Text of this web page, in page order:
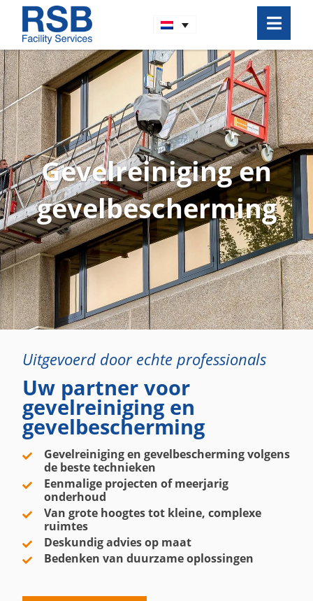
Gevelreiniging en
gevel­bescherming
Uitgevoerd door echte professionals
Uw partner voor
gevelreiniging en
gevelbescherming
Gevelreiniging en gevelbescherming volgens
de beste technieken
Eenmalige projecten of meerjarig
onderhoud
Van grote hoogtes tot kleine, complexe
ruimtes
Deskundig advies op maat
Bedenken van duurzame oplossingen